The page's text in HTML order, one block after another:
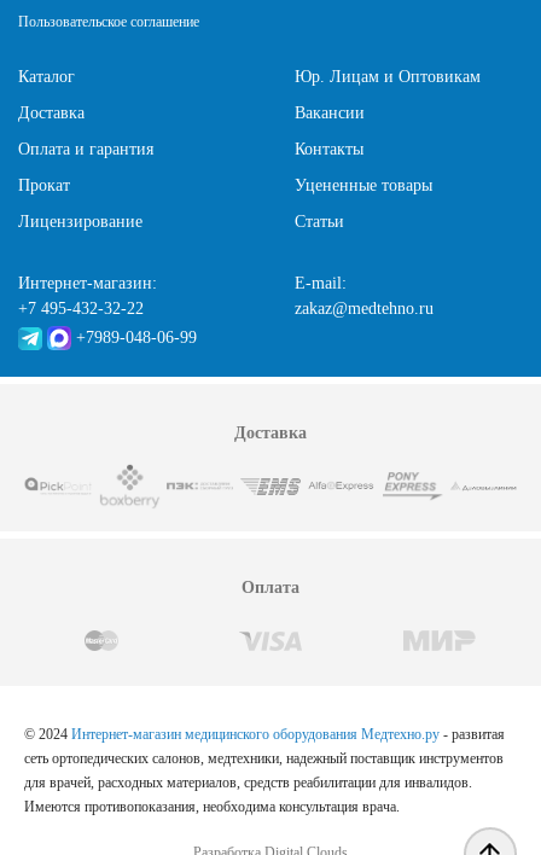
Пользовательское соглашение
Каталог
Доставка
Оплата и гарантия
Прокат
Лицензирование
Юр. Лицам и Оптовикам
Вакансии
Контакты
Уцененные товары
Статьи
Интернет-магазин:
+7 495-432-32-22
+7989-048-06-99
E-mail:
zakaz@medtehno.ru
Доставка
Оплата
© 2024 Интернет-магазин медицинского оборудования Медтехно.ру - развитая
сеть ортопедических салонов, медтехники, надежный поставщик инструментов
для врачей, расходных материалов, средств реабилитации для инвалидов.
Имеются противопоказания, необходима консультация врача.